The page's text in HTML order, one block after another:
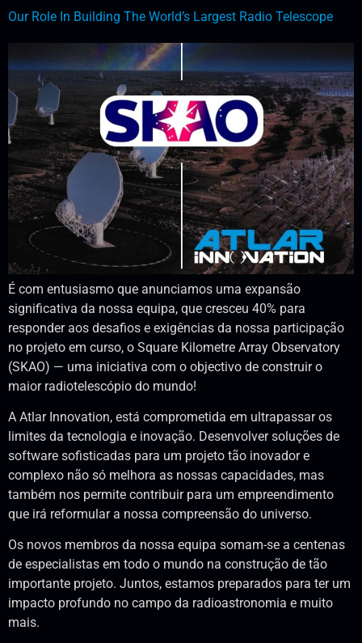
Our Role In Building The World’s Largest Radio Telescope
É com entusiasmo que anunciamos uma expansão
significativa da nossa equipa, que cresceu 40% para
responder aos desafios e exigências da nossa participação
no projeto em curso, o Square Kilometre Array Observatory
(SKAO) — uma iniciativa com o objectivo de construir o
maior radiotelescópio do mundo!
A Atlar Innovation, está comprometida em ultrapassar os
limites da tecnologia e inovação. Desenvolver soluções de
software sofisticadas para um projeto tão inovador e
complexo não só melhora as nossas capacidades, mas
também nos permite contribuir para um empreendimento
que irá reformular a nossa compreensão do universo.
Os novos membros da nossa equipa somam-se a centenas
de especialistas em todo o mundo na construção de tão
importante projeto. Juntos, estamos preparados para ter um
impacto profundo no campo da radioastronomia e muito
mais.